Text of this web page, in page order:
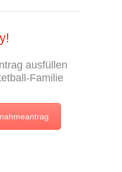
ausfüllen
Familie